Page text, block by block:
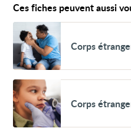
Ces fiches peuvent aussi
Voir
Corps
étranger
dans
l'œil
Corps
Voir
Corps
étranger
dans
le
Corps